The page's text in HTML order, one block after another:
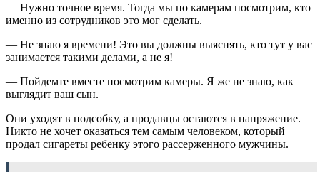
— Нужно точное время. Тогда мы по камерам посмотрим, кто
именно из сотрудников это мог сделать.
— Не знаю я времени! Это вы должны выяснять, кто тут у вас
занимается такими делами, а не я!
— Пойдемте вместе посмотрим камеры. Я же не знаю, как
выглядит ваш сын.
Они уходят в подсобку, а продавцы остаются в напряжение.
Никто не хочет оказаться тем самым человеком, который
продал сигареты ребенку этого рассерженного мужчины.